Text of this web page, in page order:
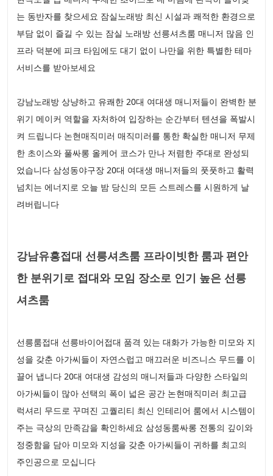
는 동반자를 찾으세요 잠실노래방 최신 시설과 쾌적한 환경으로
부담 없이 즐길 수 있는 잠실 노래방 선릉셔츠룸 매니저 많음 인
프라 덕분에 피크 타임에도 대기 없이 나만을 위한 특별한 테마
서비스를 받아보세요
강남노래방 상냥하고 유쾌한 20대 여대생 매니저들이 완벽한 분
위기 메이커 역할을 자처하여 입장하는 순간부터 텐션을 폭발시
켜 드립니다 논현매직미러 매직미러를 통한 확실한 매니저 무제
한 초이스와 풀싸롱 올케어 코스가 만나 저렴한 주대로 완성되
었습니다 삼성동야구장 20대 여대생 매니저들의 풋풋하고 활력
넘치는 에너지로 오늘 밤 당신의 모든 스트레스를 시원하게 날
려버립니다
강남유흥접대 선릉셔츠룸 프라이빗한 룸과 편안
한 분위기로 접대와 모임 장소로 인기 높은 선릉
셔츠룸
선릉룸접대 선릉바이어접대 품격 있는 대화가 가능한 미모와 지
성을 갖춘 아가씨들이 자연스럽고 매끄러운 비즈니스 무드를 이
끌어 냅니다 20대 여대생 감성의 매니저들과 다양한 스타일의
아가씨들이 많아 선택의 폭이 넓은 공간 논현매직미러 최고급
럭셔리 무드로 꾸며진 고퀄리티 최신 인테리어 룸에서 시스템이
주는 극상의 만족감을 확인하세요 삼성동룸싸롱 전통의 깊이와
정중함을 담아 미모와 지성을 갖춘 아가씨들이 귀하를 최고의
주인공으로 모십니다